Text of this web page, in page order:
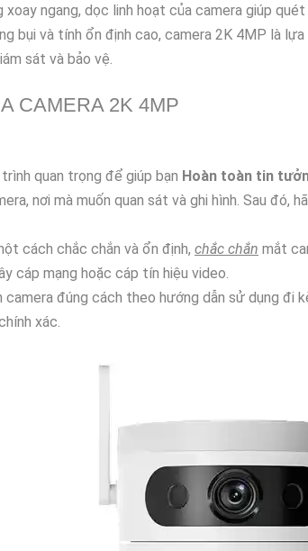
ngang, dọc linh hoạt của camera giúp quét
bụi và tính ổn định cao, camera 2K 4MP là
sát và bảo vệ.
CAMERA 2K 4MP
quan trọng để giúp bạn Hoàn toàn tin
nơi mà muốn quan sát và ghi hình. Sau đó,
cách chắc chắn và ổn định, chắc chắn mắt
cáp mạng hoặc cáp tín hiệu video.
camera đúng cách theo hướng dẫn sử dụng
xác.